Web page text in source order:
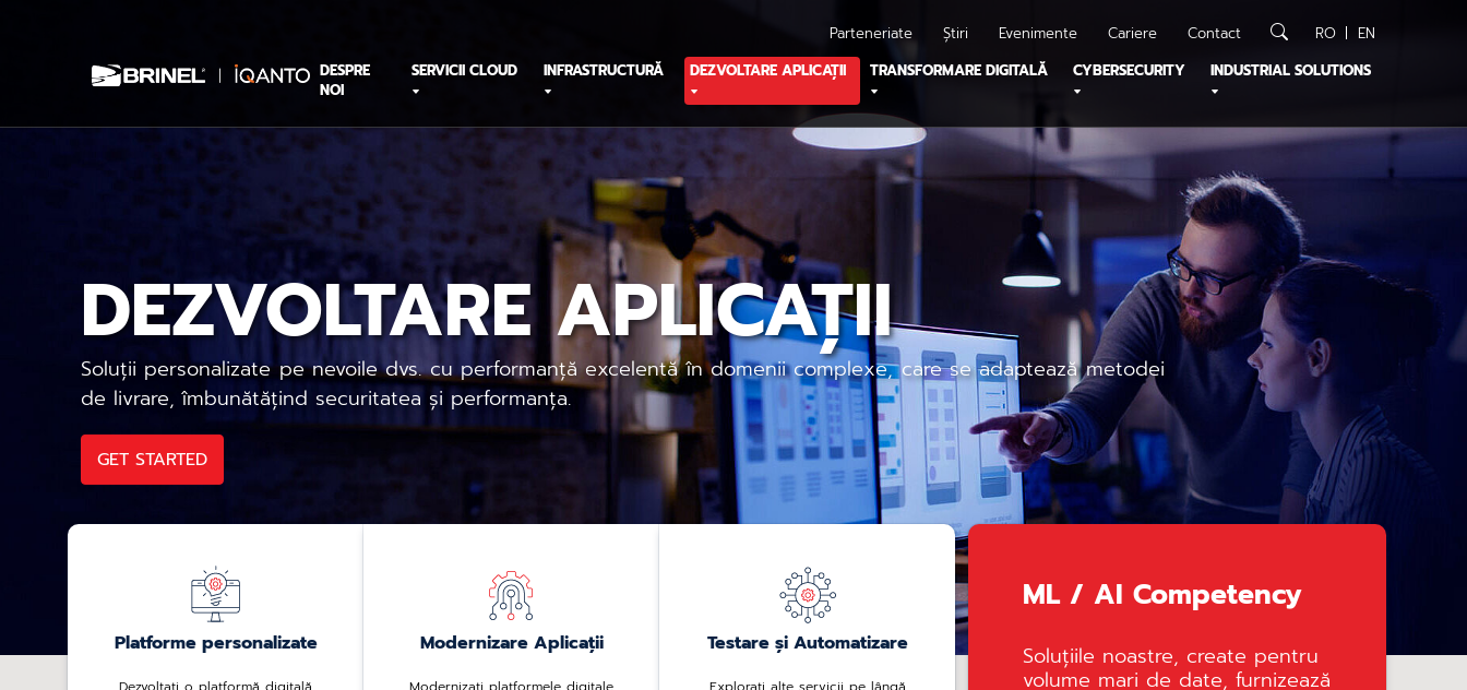
Parteneriate Știri Evenimente Cariere Contact RO
EN
DESPRE
NOI
SERVICII CLOUD INFRASTRUCTURĂ DEZVOLTARE APLICAȚII TRANSFORMARE DIGITALĂ CYBERSECURITY INDUSTRIAL SOLUTIONS
DEZVOLTARE APLICAȚII
Soluții personalizate pe nevoile dvs. cu performanță excelentă în domenii complexe, care se adaptează metodei
de livrare, îmbunătățind securitatea și performanța.
GET STARTED
Platforme personalizate Modernizare Aplicații Testare și Automatizare
ML / AI Competency
Soluțiile noastre, create pentru
volume mari de date, furnizează